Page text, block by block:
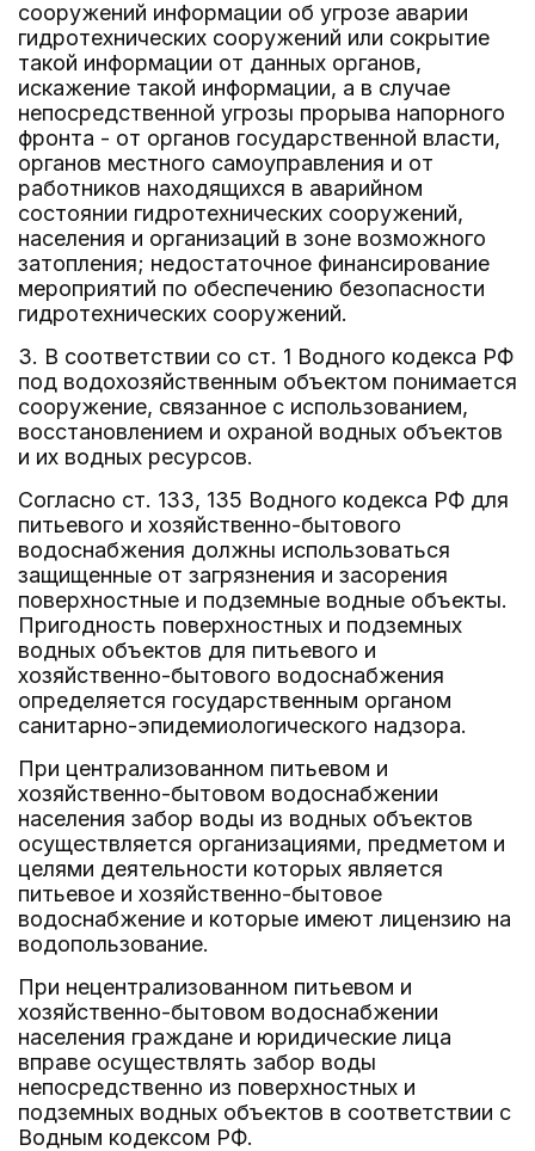
сооружений информации об угрозе аварии
гидротехнических сооружений или сокрытие
такой информации от данных органов,
искажение такой информации, а в случае
непосредственной угрозы прорыва напорного
фронта - от органов государственной власти,
органов местного самоуправления и от
работников находящихся в аварийном
состоянии гидротехнических сооружений,
населения и организаций в зоне возможного
затопления; недостаточное финансирование
мероприятий по обеспечению безопасности
гидротехнических сооружений.
3. В соответствии со ст. 1 Водного кодекса РФ
под водохозяйственным объектом понимается
сооружение, связанное с использованием,
восстановлением и охраной водных объектов
и их водных ресурсов.
Согласно ст. 133, 135 Водного кодекса РФ для
питьевого и хозяйственно-бытового
водоснабжения должны использоваться
защищенные от загрязнения и засорения
поверхностные и подземные водные объекты.
Пригодность поверхностных и подземных
водных объектов для питьевого и
хозяйственно-бытового водоснабжения
определяется государственным органом
санитарно-эпидемиологического надзора.
При централизованном питьевом и
хозяйственно-бытовом водоснабжении
населения забор воды из водных объектов
осуществляется организациями, предметом и
целями деятельности которых является
питьевое и хозяйственно-бытовое
водоснабжение и которые имеют лицензию на
водопользование.
При нецентрализованном питьевом и
хозяйственно-бытовом водоснабжении
населения граждане и юридические лица
вправе осуществлять забор воды
непосредственно из поверхностных и
подземных водных объектов в соответствии с
Водным кодексом РФ.